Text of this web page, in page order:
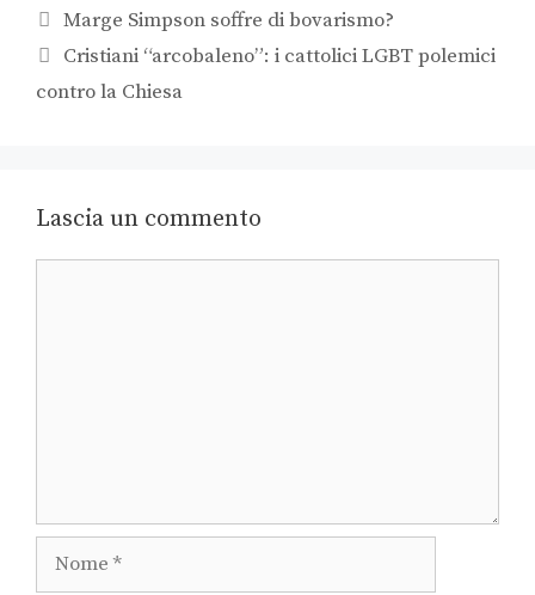
Marge Simpson soffre di bovarismo?
Cristiani “arcobaleno”: i cattolici LGBT polemici
contro la Chiesa
Lascia un commento